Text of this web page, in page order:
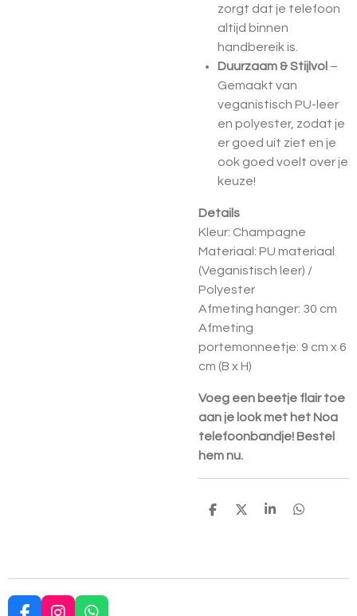
zorgt dat je telefoon
altijd binnen
handbereik is.
Duurzaam & Stijlvol –
Gemaakt van
veganistisch PU-leer
en polyester, zodat je
er goed uit ziet en je
ook goed voelt over je
keuze!
Details
Kleur: Champagne
Materiaal: PU materiaal
(Veganistisch leer) /
Polyester
Afmeting hanger: 30 cm
Afmeting
portemonneetje: 9 cm x 6
cm (B x H)
Voeg een beetje flair toe
aan je look met het Noa
telefoonbandje! Bestel
hem nu.
D
D
S
D